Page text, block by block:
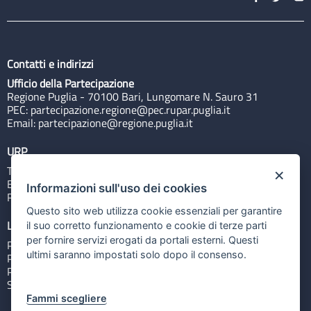
Contatti e indirizzi
Ufficio della Partecipazione
Regione Puglia - 70100 Bari, Lungomare N. Sauro 31
PEC: partecipazione.regione@pec.rupar.puglia.it
Email: partecipazione@regione.puglia.it
URP
Tel: 800713939
Email:quiregione@regione.puglia.it
Rubrica
Link utili
Portale Istituzionale
PO FESR Puglia 2014-2020
PSR Puglia 2014-2020
Sistema Puglia
×
Informazioni sull'uso dei cookies
Questo sito web utilizza cookie essenziali per garantire
il suo corretto funzionamento e cookie di terze parti
per fornire servizi erogati da portali esterni. Questi
ultimi saranno impostati solo dopo il consenso.
Fammi scegliere